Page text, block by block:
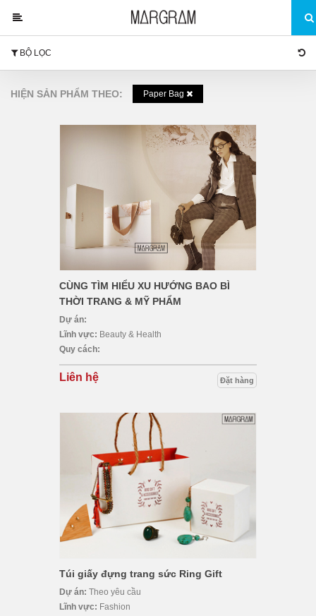
BỘ LỌC
HIỆN SẢN PHẨM THEO: Paper Bag
CÙNG TÌM HIỂU XU HƯỚNG BAO BÌ
THỜI TRANG & MỸ PHẨM
Dự án:
Lĩnh vực: Beauty & Health
Quy cách:
Liên hệ Đặt hàng
Túi giấy đựng trang sức Ring Gift
Dự án: Theo yêu cầu
Lĩnh vực: Fashion